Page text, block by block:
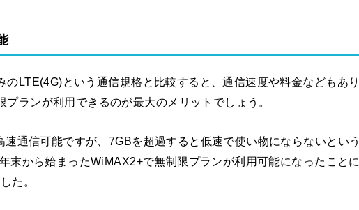
のLTE(4G)という通信規格と比較すると、通信速度や料金などもあり
プランが利用できるのが最大のメリットでしょう。
通信可能ですが、7GBを超過すると低速で使い物にならないという
末から始まったWiMAX2+で無制限プランが利用可能になったことに
た。